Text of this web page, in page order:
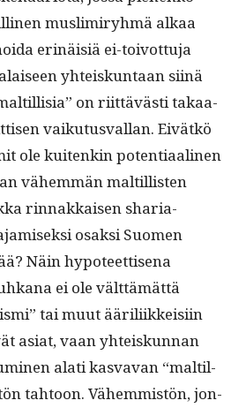
mus­limiryh­mä alkaa
erinäisiä ei-toiv­ot­tu­ja
yhteiskun­taan siinä
on riit­tävästi takaa­
vaiku­tus­val­lan. Eivätkö
ole kuitenkin poten­ti­aa­li­nen
vähem­män maltil­lis­ten
rin­nakkaisen sharia-
osak­si Suomen
Näin hypo­teet­tise­na
ei ole vält­tämät­tä
tai muut äärili­ikkeisi­in
asi­at, vaan yhteiskun­nan
alati kas­va­van “maltil­
tah­toon. Vähem­mistön, jon­